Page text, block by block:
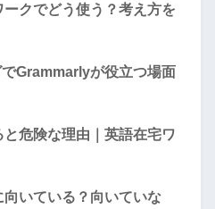
クでどう使う？考え方を
Grammarlyが役立つ場面
危険な理由｜英語在宅ワ
いている？向いていな